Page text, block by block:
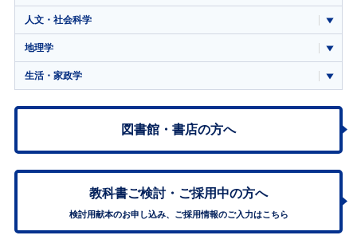
人文・社会科学
地理学
生活・家政学
図書館・書店の方へ
教科書ご検討・ ご採用中の方へ
検討用献本のお申し込み、ご採用情報のご入力はこちら